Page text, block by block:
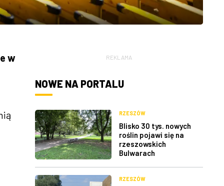
w
REKLAMA
NOWE NA PORTALU
RZESZÓW
Blisko 30 tys. nowych
roślin pojawi się na
rzeszowskich
Bulwarach
RZESZÓW